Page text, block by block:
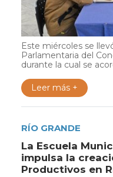
Este miércoles se
Parlamentaria del
durante la cual se
Leer más +
RÍO GRANDE
La Escuela
impulsa la
Productivos en